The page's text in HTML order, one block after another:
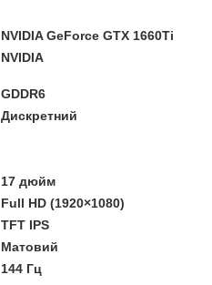
NVIDIA GeForce GTX 1660Ti
NVIDIA
GDDR6
Дискретний
17 дюйм
Full HD (1920×1080)
TFT IPS
Матовий
144 Гц